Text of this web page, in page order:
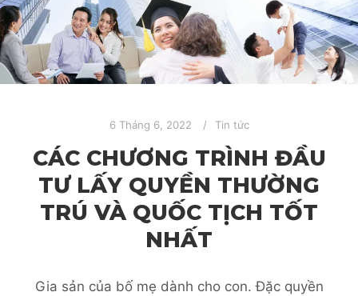
6 Tháng 6, 2022 Tin tức
CÁC CHƯƠNG TRÌNH ĐẦU
TƯ LẤY QUYỀN THƯỜNG
TRÚ VÀ QUỐC TỊCH TỐT
NHẤT
Gia sản của bố mẹ dành cho con. Đặc quyền